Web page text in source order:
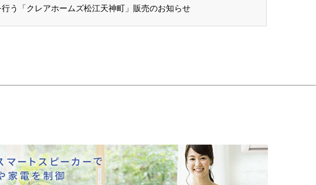
う「クレアホームズ松江天神町」販売のお知らせ